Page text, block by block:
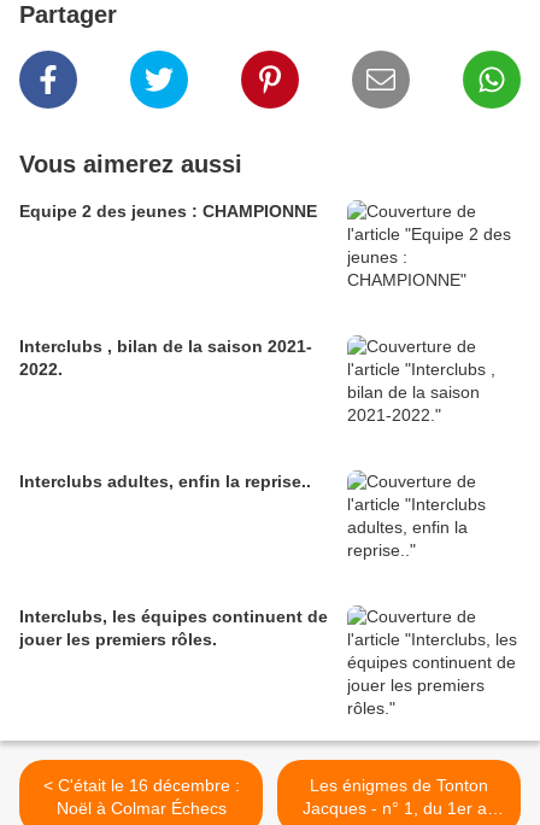
Partager
Vous aimerez aussi
Equipe 2 des jeunes : CHAMPIONNE
Interclubs , bilan de la saison 2021-
2022.
Interclubs adultes, enfin la reprise..
Interclubs, les équipes continuent de
jouer les premiers rôles.
< C'était le 16 décembre :
Noël à Colmar Échecs
Les énigmes de Tonton
Jacques - n° 1, du 1er au